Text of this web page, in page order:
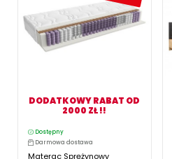
DODATKOWY RABAT OD
2000 ZŁ !!
Dostępny
Darmowa dostawa
Materac Sprężynowy